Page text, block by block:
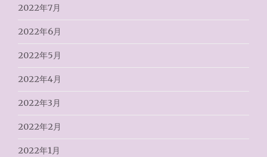
2022年7月
2022年6月
2022年5月
2022年4月
2022年3月
2022年2月
2022年1月